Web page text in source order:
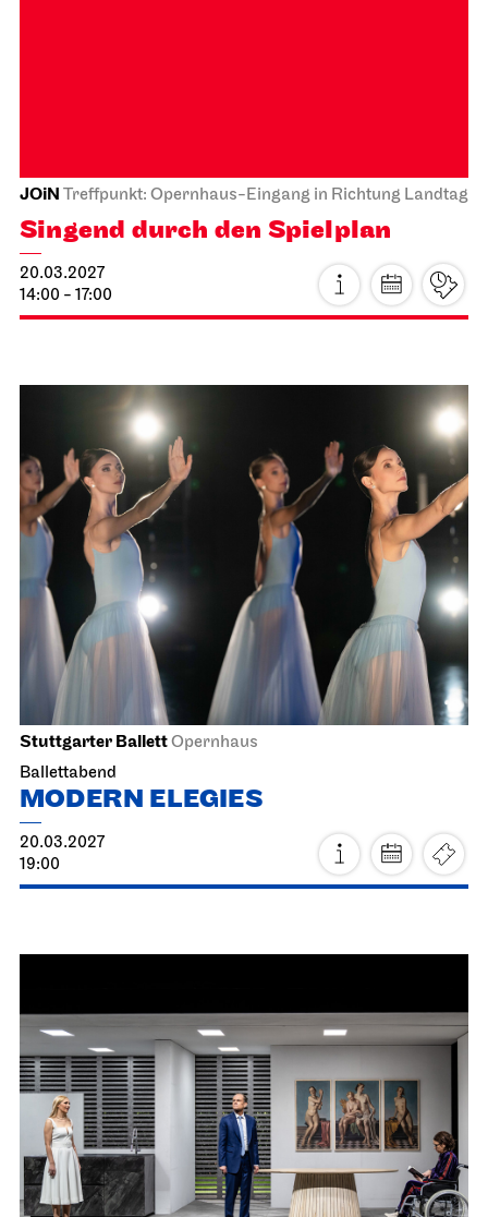
Staatsoper Stuttgart
Die drei ??? und das
Spiegelkabinett
26.02.2027
18:00
Die Drei­groschen­oper
26.02.2027
19:30 - 22:40
Sa, 27.02.2027